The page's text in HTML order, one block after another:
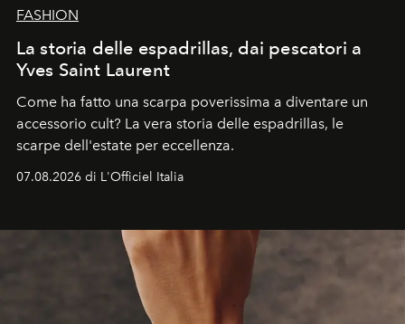
FASHION
La storia delle espadrillas, dai pescatori a
Yves Saint Laurent
Come ha fatto una scarpa poverissima a diventare un
accessorio cult? La vera storia delle espadrillas, le
scarpe dell'estate per eccellenza.
07.08.2026 di L'Officiel Italia